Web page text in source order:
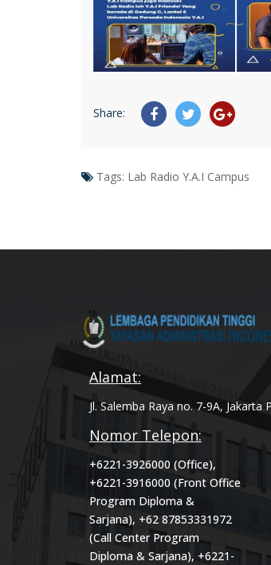
Share:
Tags: Lab Radio Y.A.I Campus
Alamat:
Jl. Salemba Raya no. 7-9A, Jakarta
Nomor Telepon:
+6221-3926000 (Office),
+6221-3916000 (Front Office
Program Diploma &
Sarjana), +62 87853331972
(Call Center Program
Diploma & Sarjana), +6221-